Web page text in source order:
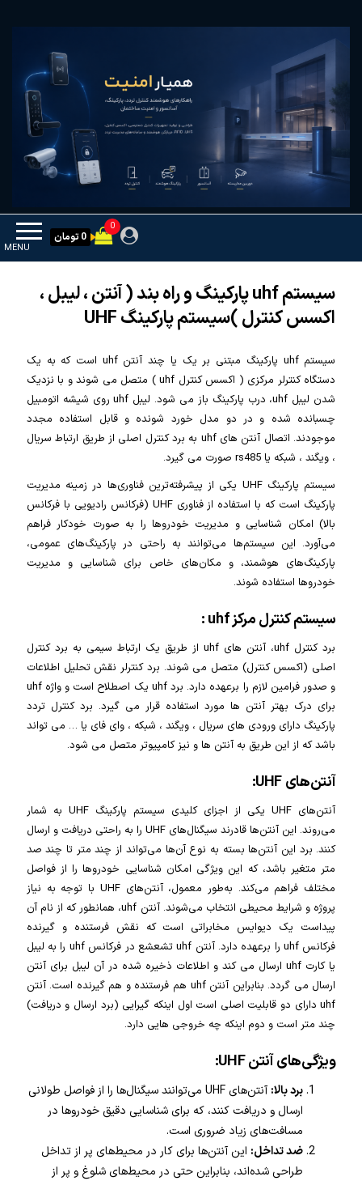
MENU
0
0 تومان
سیستم uhf پارکینگ و راه بند ( آنتن ، لیبل ،
اکسس کنترل )سیستم پارکینگ UHF
سیستم uhf پارکینگ مبتنی بر یک یا چند آنتن uhf است که به یک
دستگاه کنترلر مرکزی ( اکسس کنترل uhf ) متصل می شوند و با نزدیک
شدن لیبل uhf، درب پارکینگ باز می شود. لیبل uhf روی شیشه اتومبیل
چسبانده شده و در دو مدل خورد شونده و قابل استفاده مجدد
موجودند. اتصال آنتن های uhf به برد کنترل اصلی از طریق ارتباط سریال
، ویگند ، شبکه یا rs485 صورت می گیرد.
سیستم پارکینگ UHF یکی از پیشرفته‌ترین فناوری‌ها در زمینه مدیریت
پارکینگ است که با استفاده از فناوری UHF (فرکانس رادیویی با فرکانس
بالا) امکان شناسایی و مدیریت خودروها را به صورت خودکار فراهم
می‌آورد. این سیستم‌ها می‌توانند به راحتی در پارکینگ‌های عمومی،
پارکینگ‌های هوشمند، و مکان‌های خاص برای شناسایی و مدیریت
خودروها استفاده شوند.
سیستم کنترل مرکز uhf :
برد کنترل uhf، آنتن های uhf از طریق یک ارتباط سیمی به برد کنترل
اصلی (اکسس کنترل) متصل می شوند. برد کنترلر نقش تحلیل اطلاعات
و صدور فرامین لازم را برعهده دارد. برد uhf یک اصطلاح است و واژه uhf
برای درک بهتر آنتن ها مورد استفاده قرار می گیرد. برد کنترل تردد
پارکینگ دارای ورودی های سریال ، ویگند ، شبکه ، وای فای یا … می تواند
باشد که از این طریق به آنتن ها و نیز کامپیوتر متصل می شود.
آنتن‌های UHF:
آنتن‌های UHF یکی از اجزای کلیدی سیستم پارکینگ UHF به شمار
می‌روند. این آنتن‌ها قادرند سیگنال‌های UHF را به راحتی دریافت و ارسال
کنند. برد این آنتن‌ها بسته به نوع آن‌ها می‌تواند از چند متر تا چند صد
متر متغیر باشد، که این ویژگی امکان شناسایی خودروها را از فواصل
مختلف فراهم می‌کند. به‌طور معمول، آنتن‌های UHF با توجه به نیاز
پروژه و شرایط محیطی انتخاب می‌شوند. آنتن uhf، همانطور که از نام آن
پیداست یک دیوایس مخابراتی است که نقش فرستنده و گیرنده
فرکانس uhf را برعهده دارد. آنتن uhf تشعشع در فرکانس uhf را به لیبل
یا کارت uhf ارسال می کند و اطلاعات ذخیره شده در آن لیبل برای آنتن
ارسال می گردد. بنابراین آنتن uhf هم فرستنده و هم گیرنده است. آنتن
uhf دارای دو قابلیت اصلی است اول اینکه گیرایی (برد ارسال و دریافت)
چند متر است و دوم اینکه چه خروجی هایی دارد.
ویژگی‌های آنتن UHF:
برد بالا:
آنتن‌های UHF می‌توانند سیگنال‌ها را از فواصل طولانی
ارسال و دریافت کنند، که برای شناسایی دقیق خودروها در
مسافت‌های زیاد ضروری است.
ضد تداخل: این آنتن‌ها برای کار در محیط‌های پر از تداخل
طراحی شده‌اند، بنابراین حتی در محیط‌های شلوغ و پر از